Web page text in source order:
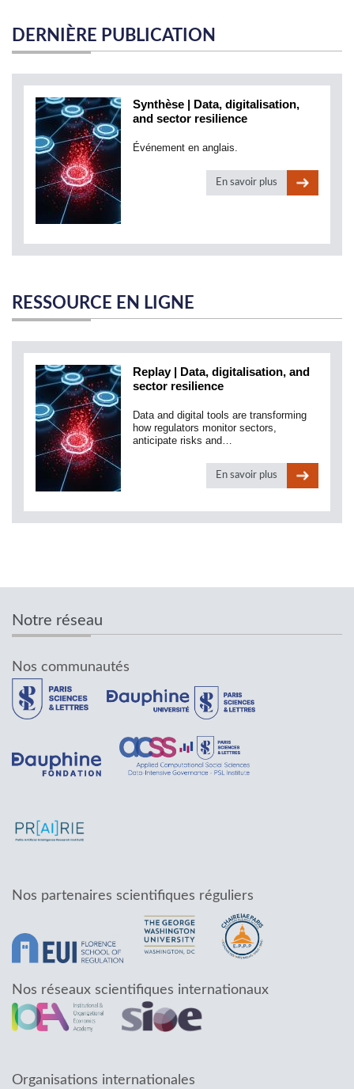
DERNIÈRE PUBLICATION
Synthèse | Data, digitalisation,
and sector resilience
Événement en anglais.
En savoir plus
RESSOURCE EN LIGNE
Replay | Data, digitalisation, and
sector resilience
Data and digital tools are transforming
how regulators monitor sectors,
anticipate risks and…
En savoir plus
Notre réseau
Nos communautés
Nos partenaires scientifiques réguliers
Nos réseaux scientifiques internationaux
Organisations internationales